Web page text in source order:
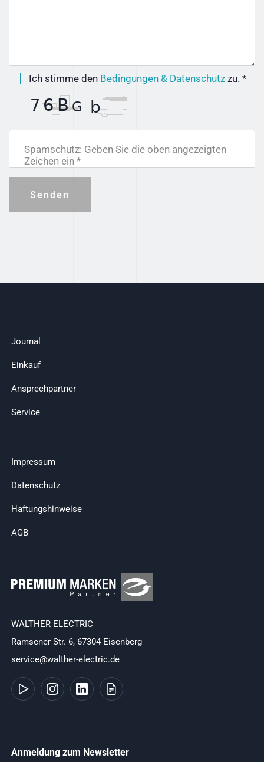
Ich stimme den Bedingungen & Datenschutz zu. *
Spamschutz: Geben Sie die oben angezeigten
Zeichen ein *
Senden
Journal
Einkauf
Ansprechpartner
Service
Impressum
Datenschutz
Haftungshinweise
AGB
WALTHER ELECTRIC
Ramsener Str. 6, 67304 Eisenberg
service@walther-electric.de
Anmeldung zum Newsletter